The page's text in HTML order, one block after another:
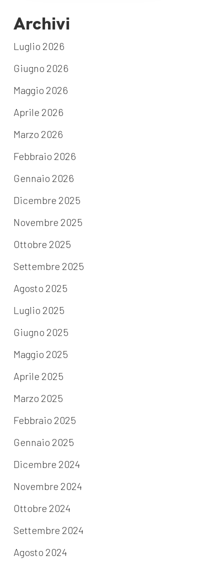
Archivi
Luglio 2026
Giugno 2026
Maggio 2026
Aprile 2026
Marzo 2026
Febbraio 2026
Gennaio 2026
Dicembre 2025
Novembre 2025
Ottobre 2025
Settembre 2025
Agosto 2025
Luglio 2025
Giugno 2025
Maggio 2025
Aprile 2025
Marzo 2025
Febbraio 2025
Gennaio 2025
Dicembre 2024
Novembre 2024
Ottobre 2024
Settembre 2024
Agosto 2024